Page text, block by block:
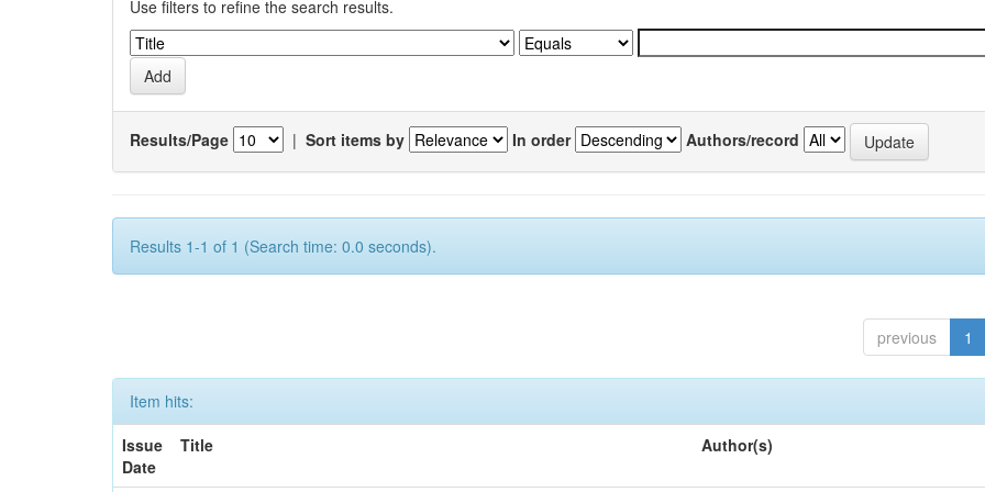
Use filters to refine the search results.
Results/Page | Sort items by In order Authors/record
Results 1-1 of 1 (Search time: 0.0 seconds).
previous 1
Item hits:
Issue
Date
Title Author(s)